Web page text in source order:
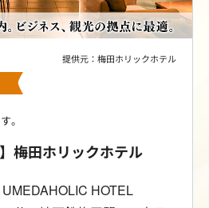
提供元：梅田ホリックホテル
。
梅田ホリックホテル
HOTEL